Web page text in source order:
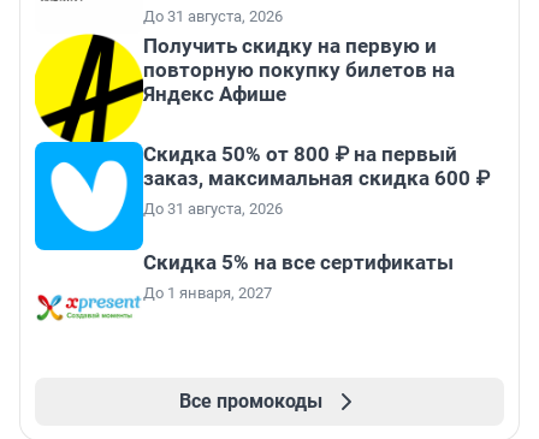
До 31 августа, 2026
Получить скидку на первую и
повторную покупку билетов на
Яндекс Афише
Скидка 50% от 800 ₽ на первый
заказ, максимальная скидка 600 ₽
До 31 августа, 2026
Скидка 5% на все сертификаты
До 1 января, 2027
Все промокоды